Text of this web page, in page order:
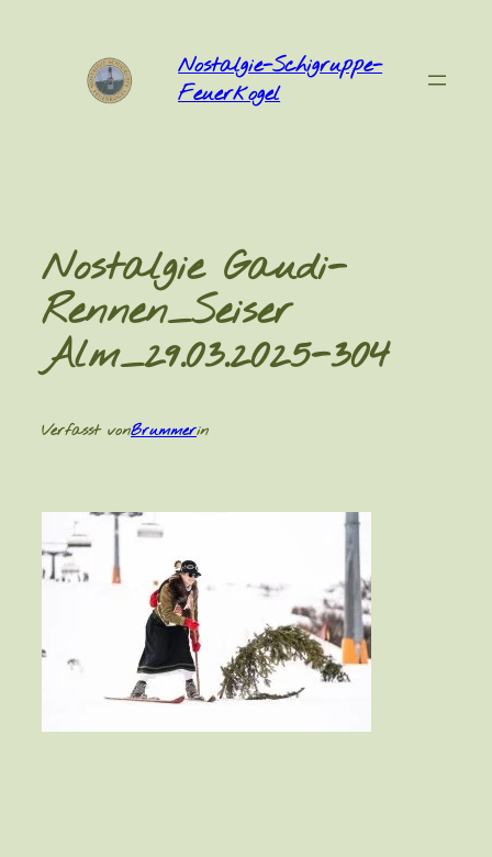
Nostalgie-Schigruppe-
Feuerkogel
Nostalgie Gaudi-
Rennen_Seiser
Alm_29.03.2025-304
Verfasst vonBrummerin